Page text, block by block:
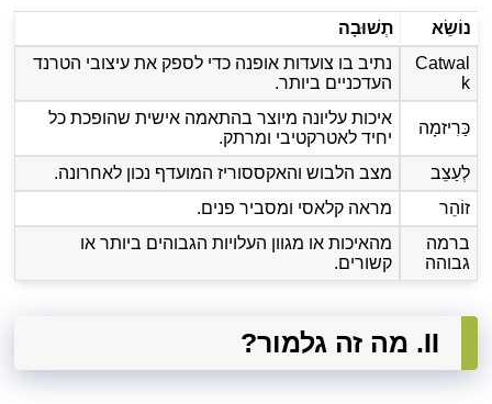
נוֹשֵׂא
תְשׁוּבָה
Catwal
k
נתיב בו צועדות אופנה כדי לספק את עיצובי הטרנד
העדכניים ביותר.
כַּרִיזמָה
איכות עליונה מיוצר בהתאמה אישית שהופכת כל
יחיד לאטרקטיבי ומרתק.
לְעַצֵב
מצב הלבוש והאקססוריז המועדף נכון לאחרונה.
זוֹהֵר
מראה קלאסי ומסביר פנים.
ברמה
גבוהה
מהאיכות או מגוון העלויות הגבוהים ביותר או
קשורים.
II. מה זה גלמור?